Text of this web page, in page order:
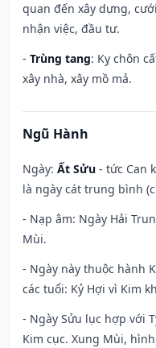
quan đến xây dựng,
nhận việc, đầu tư.
- Trùng tang: Kỵ chôn
xây nhà, xây mồ mả.
Ngũ Hành
Ngày: Ất Sửu - tức Can
là ngày cát trung bình
- Nạp âm: Ngày Hải
Mùi.
- Ngày này thuộc hành
các tuổi: Kỷ Hợi vì Kim
- Ngày Sửu lục hợp với
Kim cục. Xung Mùi,